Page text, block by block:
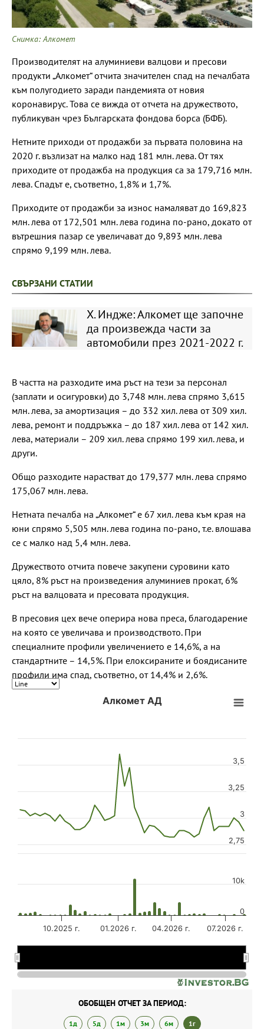
Снимка: Алкомет
Производителят на алуминиеви валцови и пресови
продукти „Алкомет“ отчита значителен спад на печалбата
към полугодието заради пандемията от новия
коронавирус. Това се вижда от отчета на дружеството,
публикуван чрез Българската фондова борса (БФБ).
Нетните приходи от продажби за първата половина на
2020 г. възлизат на малко над 181 млн. лева. От тях
приходите от продажба на продукция са за 179,716 млн.
лева. Спадът е, съответно, 1,8% и 1,7%.
Приходите от продажби за износ намаляват до 169,823
млн. лева от 172,501 млн. лева година по-рано, докато от
вътрешния пазар се увеличават до 9,893 млн. лева
спрямо 9,199 млн. лева.
СВЪРЗАНИ СТАТИИ
Х. Индже: Алкомет ще започне
да произвежда части за
автомобили през 2021-2022 г.
В частта на разходите има ръст на тези за персонал
(заплати и осигуровки) до 3,748 млн. лева спрямо 3,615
млн. лева, за амортизация – до 332 хил. лева от 309 хил.
лева, ремонт и поддръжка – до 187 хил. лева от 142 хил.
лева, материали – 209 хил. лева спрямо 199 хил. лева, и
други.
Общо разходите нарастват до 179,377 млн. лева спрямо
175,067 млн. лева.
Нетната печалба на „Алкомет“ е 67 хил. лева към края на
юни спрямо 5,505 млн. лева година по-рано, т.е. влошава
се с малко над 5,4 млн. лева.
Дружеството отчита повече закупени суровини като
цяло, 8% ръст на произведения алуминиев прокат, 6%
ръст на валцовата и пресовата продукция.
В пресовия цех вече оперира нова преса, благодарение
на която се увеличава и производството. При
специалните профили увеличението е 14,6%, а на
стандартните – 14,5%. При елоксираните и боядисаните
профили има спад, съответно, от 14,4% и 2,6%.
Алкомет АД
10.2025 г. 01.2026 г. 04.2026 г. 07.2026 г.
2,75
3
3,25
3,5
0
10k
ОБОБЩЕН ОТЧЕТ ЗА ПЕРИОД:
1д 5д 1м 3м 6м 1г